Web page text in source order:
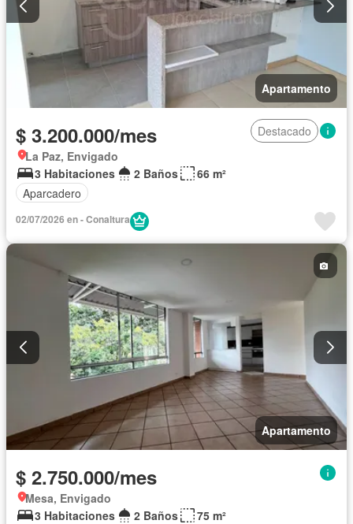
Apartamento
$ 3.200.000/mes
Destacado
La Paz, Envigado
3 Habitaciones
2 Baños
66 m²
Aparcadero
02/07/2026 en - Conaltura
Apartamento
$ 2.750.000/mes
Mesa, Envigado
3 Habitaciones
2 Baños
75 m²